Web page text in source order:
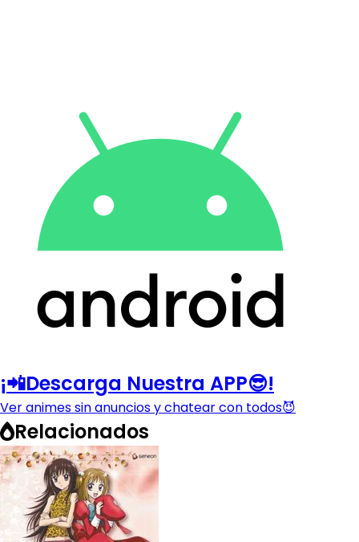
¡📲Descarga Nuestra APP😎!
Ver animes sin anuncios y chatear con todos😈
Relacionados